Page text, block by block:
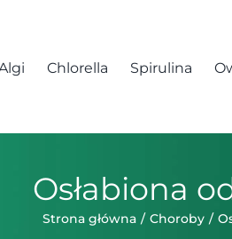
Chlorella Spirulina
Osłabiona
Strona główna Choroby